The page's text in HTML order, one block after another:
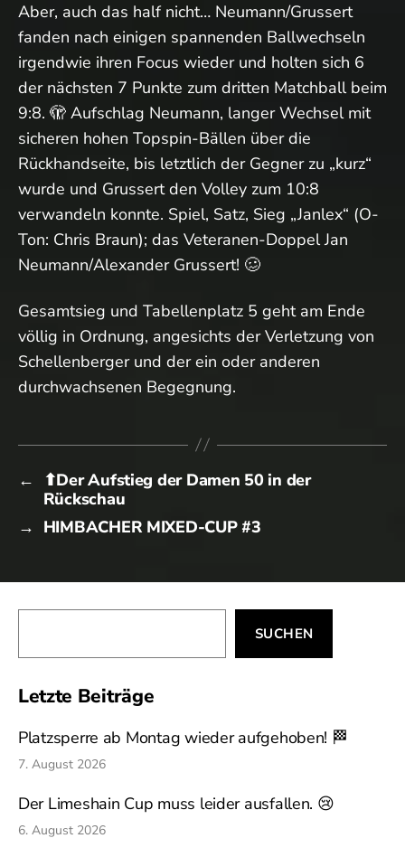
Aber, auch das half nicht… Neumann/Grussert
fanden nach einigen spannenden Ballwechseln
irgendwie ihren Focus wieder und holten sich 6
der nächsten 7 Punkte zum dritten Matchball beim
9:8. 🫣 Aufschlag Neumann, langer Wechsel mit
sicheren hohen Topspin-Bällen über die
Rückhandseite, bis letztlich der Gegner zu „kurz“
wurde und Grussert den Volley zum 10:8
verwandeln konnte. Spiel, Satz, Sieg „Janlex“ (O-
Ton: Chris Braun); das Veteranen-Doppel Jan
Neumann/Alexander Grussert! 🥴
Gesamtsieg und Tabellenplatz 5 geht am Ende
völlig in Ordnung, angesichts der Verletzung von
Schellenberger und der ein oder anderen
durchwachsenen Begegnung.
←
⬆︎Der Aufstieg der Damen 50 in der
Rückschau
→ HIMBACHER MIXED-CUP #3
SUCHEN
Letzte Beiträge
Platzsperre ab Montag wieder aufgehoben! 🏁
7. August 2026
Der Limeshain Cup muss leider ausfallen. 😢
6. August 2026